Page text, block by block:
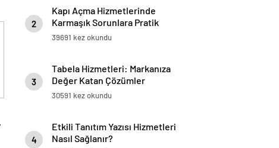
2
Kapı Açma Hizmetlerinde
Karmaşık Sorunlara Pratik
Çözümler
39691 kez okundu
3
Tabela Hizmetleri: Markanıza
Değer Katan Çözümler
30591 kez okundu
4
Etkili Tanıtım Yazısı Hizmetleri
Nasıl Sağlanır?